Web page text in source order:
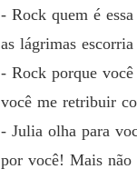
- Rock quem é
as lágrimas
- Rock porque
você me retribuir
- Julia olha para
por você! Mais não